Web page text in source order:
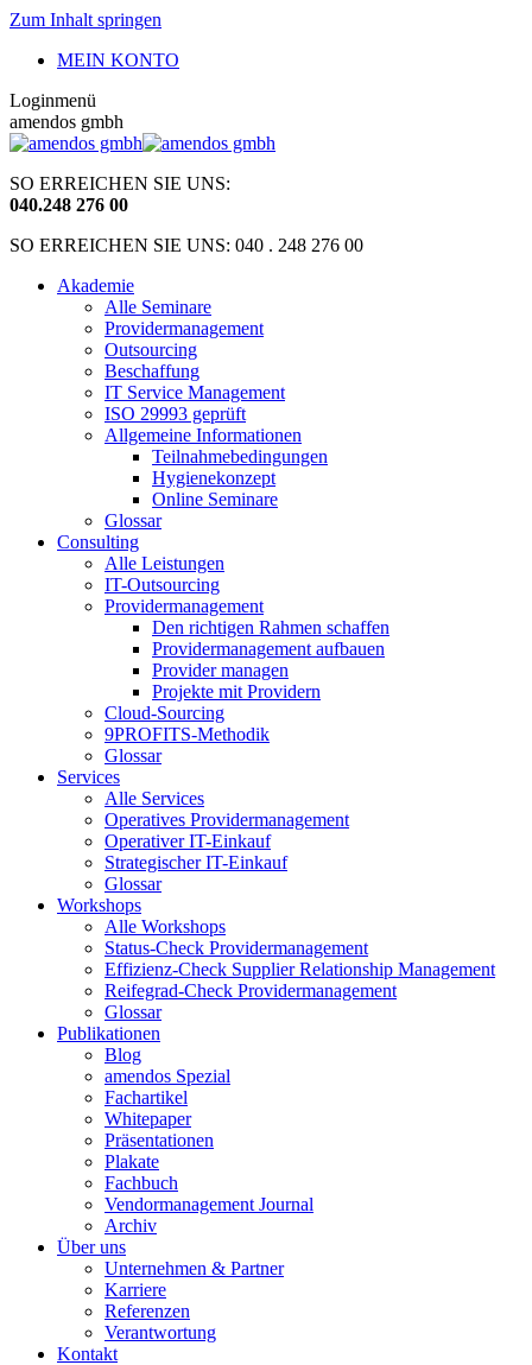
Zum Inhalt springen
MEIN KONTO
Loginmenü
amendos gmbh
SO ERREICHEN SIE UNS:
040.248 276 00
SO ERREICHEN SIE UNS: 040 . 248 276 00
Akademie
Alle Seminare
Providermanagement
Outsourcing
Beschaffung
IT Service Management
ISO 29993 geprüft
Allgemeine Informationen
Teilnahmebedingungen
Hygienekonzept
Online Seminare
Glossar
Consulting
Alle Leistungen
IT-Outsourcing
Providermanagement
Den richtigen Rahmen schaffen
Providermanagement aufbauen
Provider managen
Projekte mit Providern
Cloud-Sourcing
9PROFITS-Methodik
Glossar
Services
Alle Services
Operatives Providermanagement
Operativer IT-Einkauf
Strategischer IT-Einkauf
Glossar
Workshops
Alle Workshops
Status-Check Providermanagement
Effizienz-Check Supplier Relationship Management
Reifegrad-Check Providermanagement
Glossar
Publikationen
Blog
amendos Spezial
Fachartikel
Whitepaper
Präsentationen
Plakate
Fachbuch
Vendormanagement Journal
Archiv
Über uns
Unternehmen & Partner
Karriere
Referenzen
Verantwortung
Kontakt